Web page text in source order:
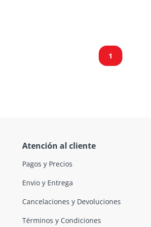
1
Atención al cliente
Pagos y Precios
Envio y Entrega
Cancelaciones y Devoluciones
Términos y Condiciones